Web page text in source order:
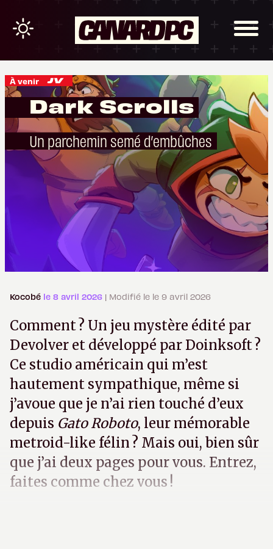
À venir
Dark Scrolls
Un parchemin semé d’embûches
Kocobé le 8 avril 2026 | Modifié le le 9 avril 2026
Comment ? Un jeu mystère édité par
Devolver et développé par Doinksoft ?
Ce studio américain qui m’est
hautement sympathique, même si
j’avoue que je n’ai rien touché d’eux
depuis Gato Roboto, leur mémorable
metroid-like félin ? Mais oui, bien sûr
que j’ai deux pages pour vous. Entrez,
faites comme chez vous !